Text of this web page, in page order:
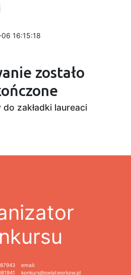
16:15:18
zostało
do zakładki laureaci
email:
konkurs@swiatworkow.pl